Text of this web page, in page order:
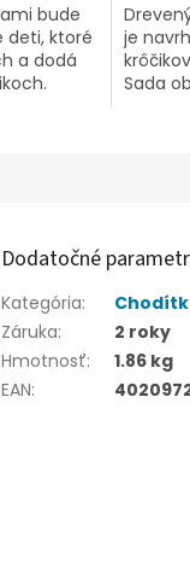
bude
deti, ktoré
a dodá
je
Sada
Dodatočné
Kategória:
Záruka:
2 roky
Hmotnosť:
1.86 kg
EAN: